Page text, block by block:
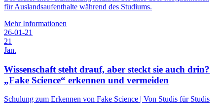
für Auslandsaufenthalte während des Studiums.
Mehr Informationen
26-01-21
21
Jan.
Wissenschaft steht drauf, aber steckt sie auch drin?
„Fake Science“ erkennen und vermeiden
Schulung zum Erkennen von Fake Science | Von Studis für Studis